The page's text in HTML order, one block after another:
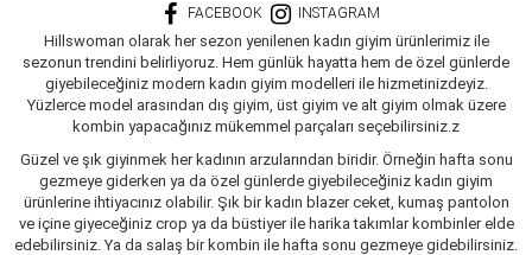
FACEBOOK INSTAGRAM
Hillswoman olarak her sezon yenilenen kadın giyim ürünlerimiz ile
sezonun trendini belirliyoruz. Hem günlük hayatta hem de özel günlerde
giyebileceğiniz modern kadın giyim modelleri ile hizmetinizdeyiz.
Yüzlerce model arasından dış giyim, üst giyim ve alt giyim olmak üzere
kombin yapacağınız mükemmel parçaları seçebilirsiniz.z
Güzel ve şık giyinmek her kadının arzularından biridir. Örneğin hafta sonu
gezmeye giderken ya da özel günlerde giyebileceğiniz kadın giyim
ürünlerine ihtiyacınız olabilir. Şık bir kadın blazer ceket, kumaş pantolon
ve içine giyeceğiniz crop ya da büstiyer ile harika takımlar kombinler elde
edebilirsiniz. Ya da salaş bir kombin ile hafta sonu gezmeye gidebilirsiniz.